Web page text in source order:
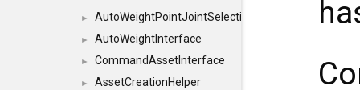
► AutoWeightPointJointSelections
► AutoWeightInterface
► CommandAssetInterface
► AssetCreationHelper